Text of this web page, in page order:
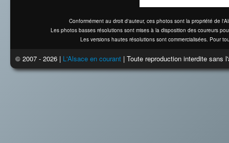
Conformément au droit d'auteur, ces photos sont la propriété de
Les photos basses résolutions sont mises à la disposition des coureurs
Les versions hautes résolutions sont commercialisées. Pour
© 2007 - 2026 | L'Alsace en courant | Toute reproduction interdite sans